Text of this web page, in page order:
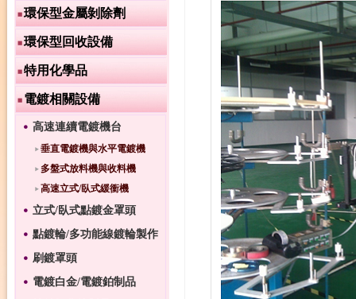
環保型金屬剝除劑
環保型回收設備
特用化學品
電鍍相關設備
高速連續電鍍機台
垂直電鍍機與水平電鍍機
多盤式放料機與收料機
高速立式/臥式緩衝機
立式/臥式點鍍金罩頭
點鍍輪/多功能線鍍輪製作
刷鍍罩頭
電鍍白金/電鍍鉑制品